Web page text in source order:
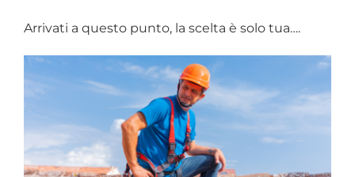
Arrivati a questo punto, la scelta è solo tua….